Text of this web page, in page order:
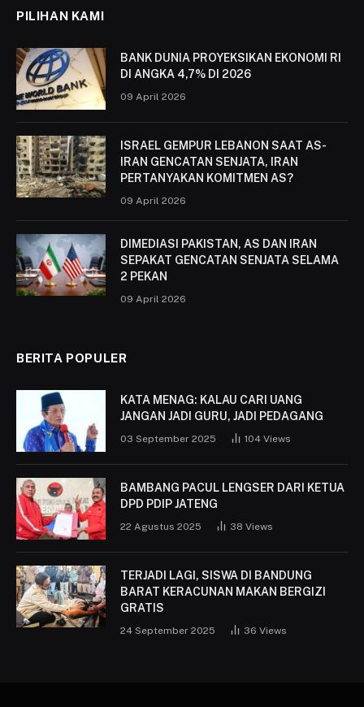
PILIHAN KAMI
BANK DUNIA PROYEKSIKAN EKONOMI RI
DI ANGKA 4,7% DI 2026
09 April 2026
ISRAEL GEMPUR LEBANON SAAT AS-
IRAN GENCATAN SENJATA, IRAN
PERTANYAKAN KOMITMEN AS?
09 April 2026
DIMEDIASI PAKISTAN, AS DAN IRAN
SEPAKAT GENCATAN SENJATA SELAMA
2 PEKAN
09 April 2026
BERITA POPULER
KATA MENAG: KALAU CARI UANG
JANGAN JADI GURU, JADI PEDAGANG
03 September 2025 104 Views
BAMBANG PACUL LENGSER DARI KETUA
DPD PDIP JATENG
22 Agustus 2025 38 Views
TERJADI LAGI, SISWA DI BANDUNG
BARAT KERACUNAN MAKAN BERGIZI
GRATIS
24 September 2025 36 Views